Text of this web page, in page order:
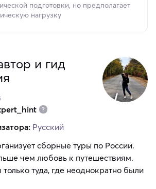
подготовки, но предполагает
нагрузку
и гид
Русский
сборные туры по России.
чем любовь к путешествиям.
туда, где неоднократно были